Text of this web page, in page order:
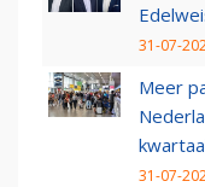
31-07-
Meer
31-07-